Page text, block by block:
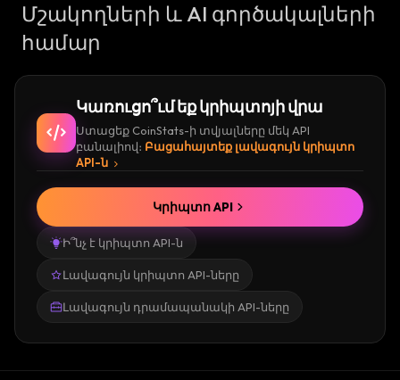
Մշակողների և AI գործակալների
համար
Կառուցո՞ւմ եք կրիպտոյի վրա
Ստացեք CoinStats-ի տվյալները մեկ API
բանալիով։ Բացահայտեք լավագույն կրիպտո
API-ն
Ի՞նչ է կրիպտո API-ն
Լավագույն կրիպտո API-ները
Լավագույն դրամապանակի API-ները
Կրիպտո API